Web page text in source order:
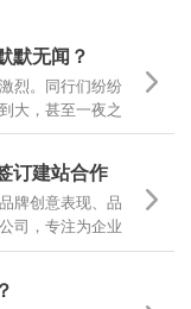
默无闻？
烈。同行们纷纷
大，甚至一夜之
默无闻中挣扎
订建站合作
牌创意表现、品
司，专注为企业
断，团队策划，